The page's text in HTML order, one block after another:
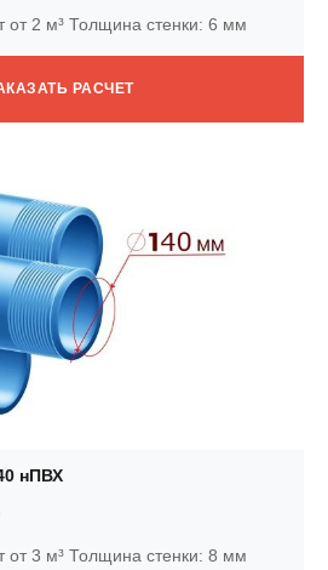
от 2 м³ Толщина стенки: 6 мм
РАСЧЕТ
нПВХ
от 3 м³ Толщина стенки: 8 мм